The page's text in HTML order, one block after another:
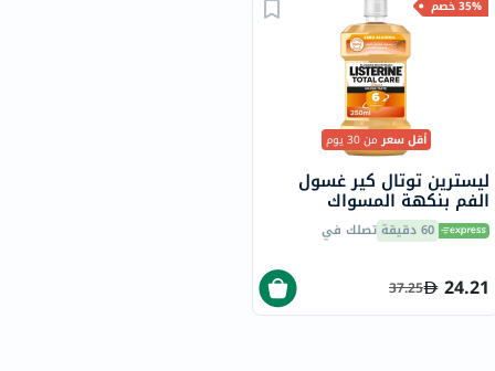
35% خصم
أقل سعرمن 30 يوم
ليسترين توتال كير غسول
الفم بنكهة المسواك
المعتدلة بالفلورايد 250 مل
60 دقيقة تصلك في
24.21
37.25